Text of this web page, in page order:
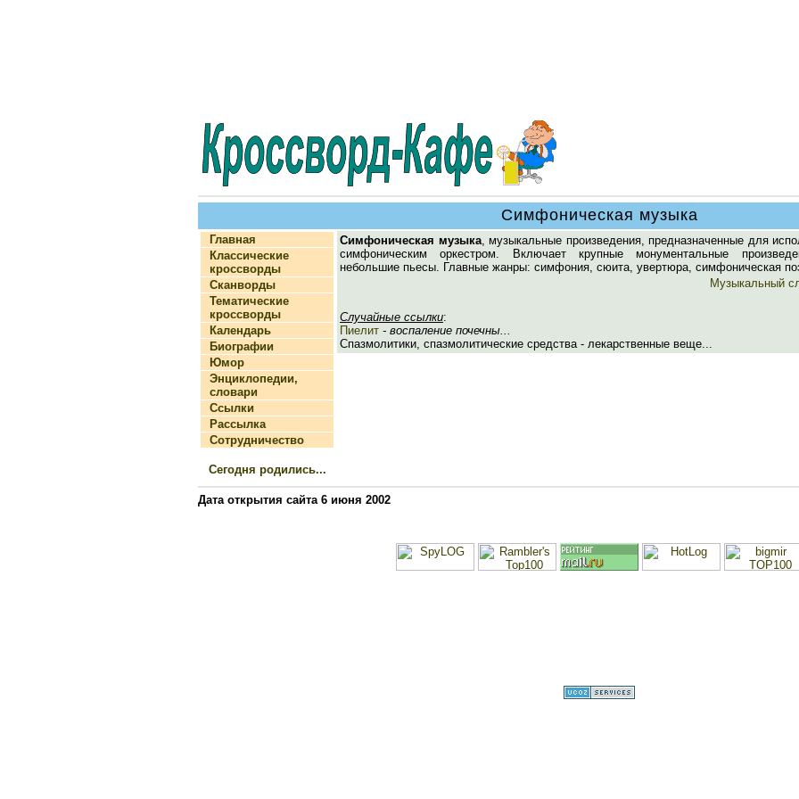
Симфоническая музыка
Главная
Классические
кроссворды
Сканворды
Тематические
кроссворды
Календарь
Биографии
Юмор
Энциклопедии,
словари
Ссылки
Рассылка
Сотрудничество
Сегодня родились...
Симфоническая музыка, музыкальные произведения, предназначенные для
симфоническим оркестром. Включает крупные монументальные
небольшие пьесы. Главные жанры: симфония, сюита, увертюра, симфоническая
Музыкальный
Случайные ссылки:
Пиелит - воспаление почечны...
Спазмолитики, спазмолитические средства - лекарственные веще...
Дата открытия сайта 6 июня 2002